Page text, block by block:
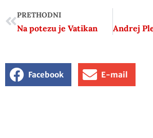
PRETHODNI
Na potezu je Vatikan
Facebook E-mail